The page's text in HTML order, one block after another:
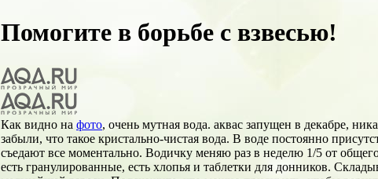
Помогите в борьбе с взвесью!
Как видно на фото, очень мутная вода. аквас запущен в декабре,
забыли, что такое кристально-чистая вода. В воде постоянно
съедают все моментально. Водичку меняю раз в неделю 1/5 от
есть гранулированные, есть хлопья и таблетки для донников.